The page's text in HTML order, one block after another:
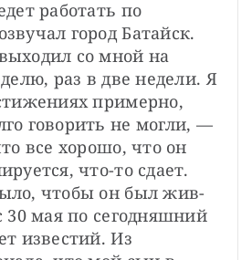
работать по
город Батайск.
со мной на
раз в две недели. Я
примерно,
говорить не могли, —
все хорошо, что он
что-то сдает.
чтобы он был жив-
30 мая по сегодняшний
известий. Из